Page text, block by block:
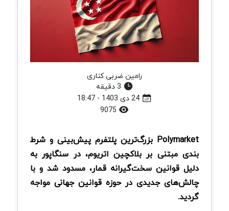
رامین ضربی کناری
Polymarket بزرگ‌ترین پلتفرم پیش‌بینی و شرط
بندی مبتنی بر بلاکچین اتریوم، در سنگاپور به
دلیل قوانین سخت‌گیرانه قمار، مسدود شد و با
چالش‌های جدیدی در حوزه قوانین جهانی مواجه
گردید.